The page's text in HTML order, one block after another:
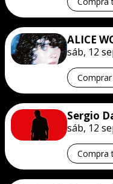
ALICE
sáb, 12
Sergio
sáb, 12
Compra